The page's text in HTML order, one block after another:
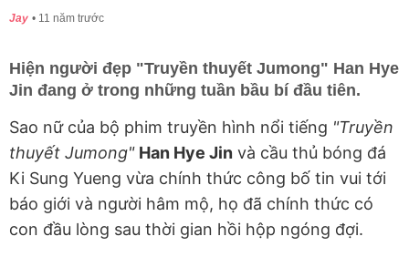
Jay 11 năm trước
Hiện người đẹp "Truyền thuyết Jumong" Han Hye
Jin đang ở trong những tuần bầu bí đầu tiên.
Sao nữ của bộ phim truyền hình nổi tiếng "Truyền
thuyết Jumong" Han Hye Jin và cầu thủ bóng đá
Ki Sung Yueng vừa chính thức công bố tin vui tới
báo giới và người hâm mộ, họ đã chính thức có
con đầu lòng sau thời gian hồi hộp ngóng đợi.